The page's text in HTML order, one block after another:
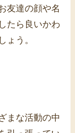
友達の顔や名
たら良いかわ
ょう。
まな活動の中